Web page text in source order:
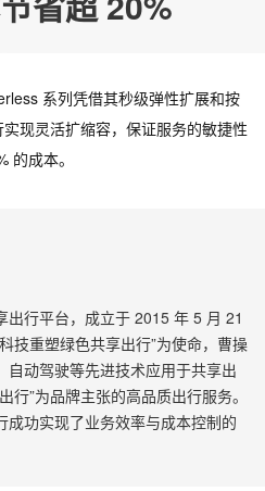
系列凭借其秒级弹性扩展和按
现灵活扩缩容，保证服务的敏捷性
的成本。
出行平台，成立于 2015 年 5 月 21
技重塑绿色共享出行”为使命，曹操
自动驾驶等先进技术应用于共享出
行”为品牌主张的高品质出行服务。
功实现了业务效率与成本控制的